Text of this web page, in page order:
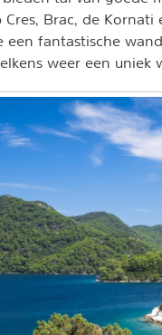
Brac, de
een fantastische
weer een uniek